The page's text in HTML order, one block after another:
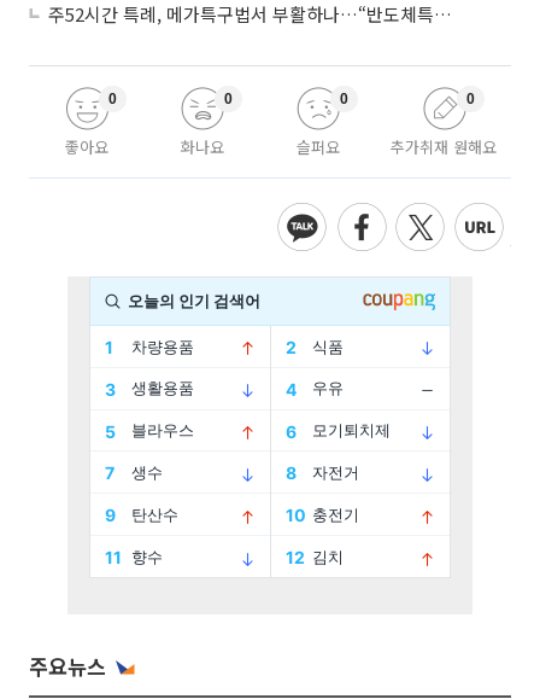
주52시간 특례, 메가특구법서 부활하나…“반도체특별법 담겨야”
좋아요
0
화나요
0
슬퍼요
0
추가취재 원해요
0
주요뉴스